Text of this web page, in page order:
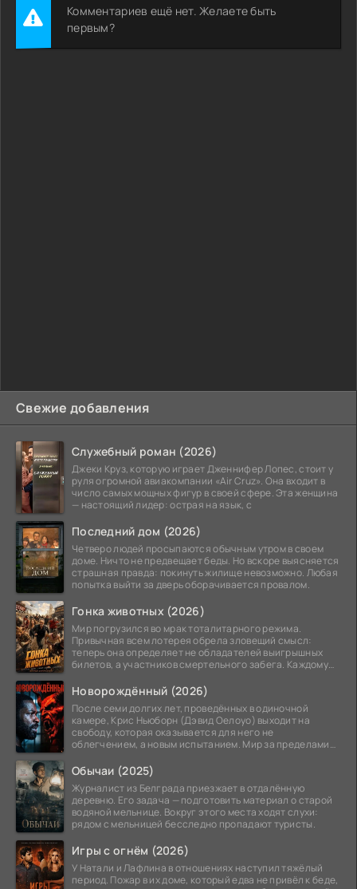
Свежие добавления
Служебный роман (2026)
Джеки Круз, которую играет Дженнифер Лопес, стоит у
руля огромной авиакомпании «Air Cruz». Она входит в
число самых мощных фигур в своей сфере. Эта женщина
— настоящий лидер: острая на язык, с
Последний дом (2026)
Четверо людей просыпаются обычным утром в своем
доме. Ничто не предвещает беды. Но вскоре выясняется
страшная правда: покинуть жилище невозможно. Любая
попытка выйти за дверь оборачивается провалом.
Гонка животных (2026)
Мир погрузился во мрак тоталитарного режима.
Привычная всем лотерея обрела зловещий смысл:
теперь она определяет не обладателей выигрышных
билетов, а участников смертельного забега. Каждому
Новорождённый (2026)
После семи долгих лет, проведённых в одиночной
камере, Крис Ньюборн (Дэвид Оелоуо) выходит на
свободу, которая оказывается для него не
облегчением, а новым испытанием. Мир за пределами
Обычаи (2025)
Журналист из Белграда приезжает в отдалённую
деревню. Его задача — подготовить материал о старой
водяной мельнице. Вокруг этого места ходят слухи:
рядом с мельницей бесследно пропадают туристы.
Игры с огнём (2026)
У Натали и Лафлина в отношениях наступил тяжёлый
период. Пожар в их доме, который едва не привёл к беде,
Комментариев ещё нет. Желаете быть
первым?